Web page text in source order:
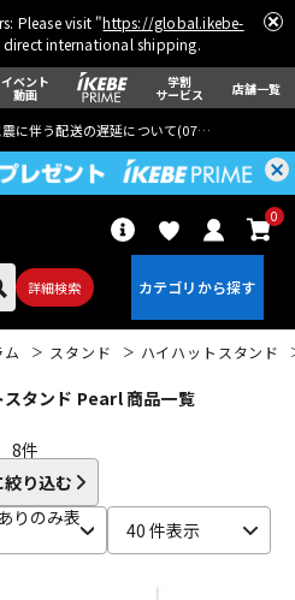
Please visit "https://global.ikebe-
international shipping.
イベント
動画
学割
サービス 店舗一覧
に伴う配送の遅延について(07月29日
詳細検索
0
ム スタンド ハイハットスタンド
スタンド Pearl 商品一覧
8件
り込む
りのみ表
40 件表示